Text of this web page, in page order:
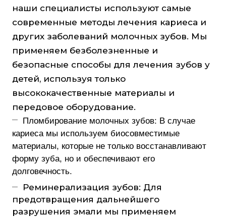
наши специалисты используют самые
современные методы лечения кариеса и
других заболеваний молочных зубов. Мы
применяем безболезненные и
безопасные способы для лечения зубов у
детей, используя только
высококачественные материалы и
передовое оборудование.
Пломбирование молочных зубов: В случае
кариеса мы используем биосовместимые
материалы, которые не только восстанавливают
форму зуба, но и обеспечивают его
долговечность.
Реминерализация зубов: Для
предотвращения дальнейшего
разрушения эмали мы применяем